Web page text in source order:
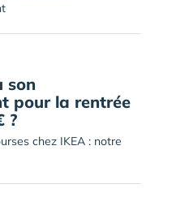
son
pour la rentrée
?
chez IKEA : notre